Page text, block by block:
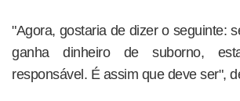
"Agora, gostaria de dizer o seguinte:
ganha dinheiro de suborno,
responsável. É assim que deve ser",